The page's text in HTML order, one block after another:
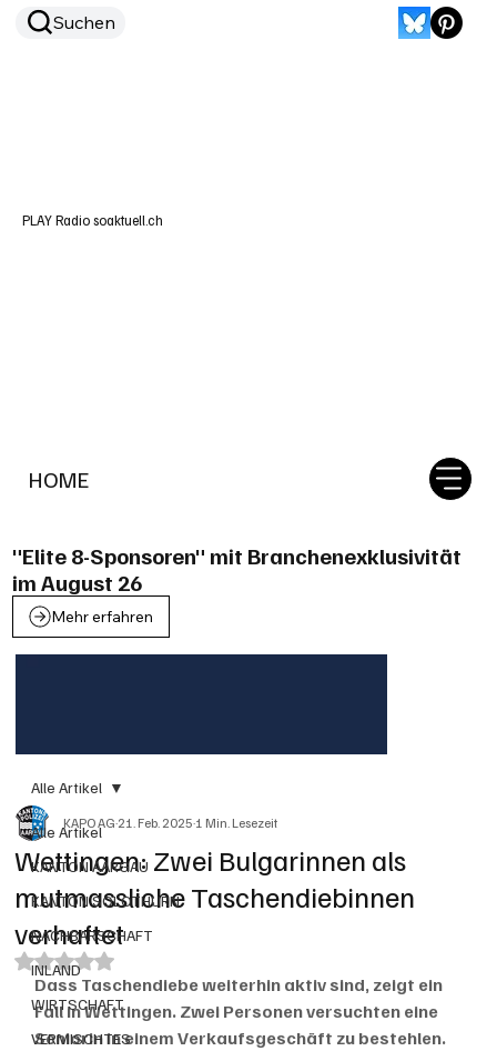
HOME
Suchen
PLAY Radio soaktuell.ch
"Elite 8-Sponsoren" mit Branchenexklusivität
im August 26
Mehr erfahren
Alle Artikel
KANTON AARGAU
KANTON SOLOTHURN
NACHBARSCHAFT
INLAND
WIRTSCHAFT
VERMISCHTES
Alle Artikel
Wettingen: Zwei Bulgarinnen als
mutmassliche Taschendiebinnen
verhaftet
KAPO AG21. Feb. 20251 Min. Lesezeit
Mit NaN von 5 Sternen bewertet.
Dass Taschendiebe weiterhin aktiv sind, zeigt ein
Fall in Wettingen. Zwei Personen versuchten eine
Seniorin in einem Verkaufsgeschäft zu bestehlen.